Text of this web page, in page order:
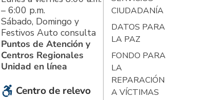
– 6:00 p.m.
Sábado, Domingo y
Festivos Auto consulta
Puntos de Atención y
Centros Regionales
Unidad en línea
Centro de relevo
CIUDADANÍA
DATOS PARA
LA PAZ
FONDO PARA
LA
REPARACIÓN
A VÍCTIMAS